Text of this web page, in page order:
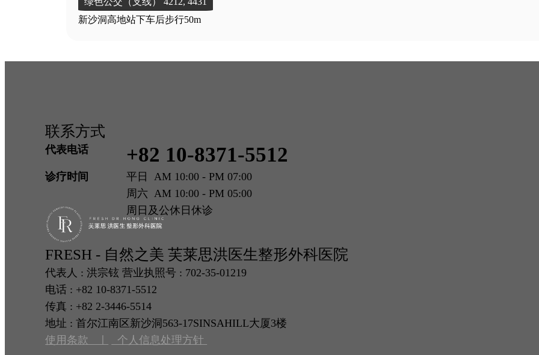
新沙洞高地站下车后步行50m
联系方式
代表电话 +82 10-8371-5512
诊疗时间
平日 AM 10:00 - PM 07:00
周六 AM 10:00 - PM 05:00
周日及公休日休诊
FRESH - 自然之美 芙莱思洪医生整形外科医院
代表人 : 洪宗铉 营业执照号 : 702-35-01219
电话 : +82 10-8371-5512
传真 : +82 2-3446-5514
地址 : 首尔江南区新沙洞563-17SINSAHILL大厦3楼
使用条款 ㅣ
个人信息处理方针